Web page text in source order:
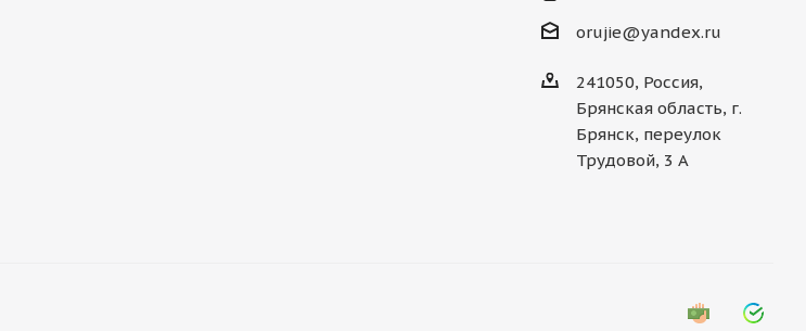
orujie@yandex.ru
241050, Россия,
Брянская область, г.
Брянск, переулок
Трудовой, 3 А